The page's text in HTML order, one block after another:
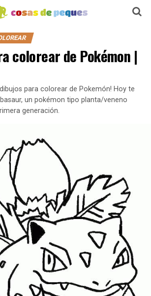
colorear de Pokémon |
para colorear de Pokemón! Hoy te
un pokémon tipo planta/veneno
generación.